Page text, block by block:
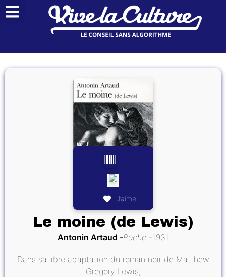
J’aime
Le moine (de Lewis)
Antonin Artaud Poche 1931
Dans sa libre adaptation du roman noir de Matthew
Gregory Lewis,